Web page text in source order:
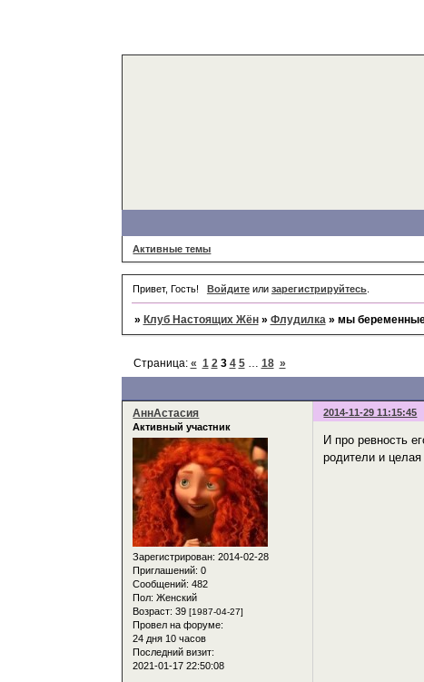
Активные темы
Привет, Гость! Войдитеили зарегистрируйтесь.
» Клуб Настоящих Жён » Флудилка » мы
Страница: « 1 2 3 4 5 … 18 »
2014-11-29 11:15:45
АннАстасия
Активный участник
Зарегистрирован: 2014-02-28
Приглашений: 0
Сообщений: 482
Пол: Женский
Возраст: 39[1987-04-27]
Провел на форуме:
24 дня 10 часов
Последний визит:
2021-01-17 22:50:08
И про ревность
родители и